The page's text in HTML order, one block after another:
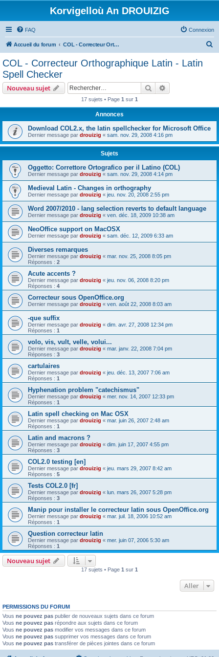
Korvigelloù An DROUIZIG
FAQ Connexion
Accueil du forum COL - Correcteur Orthographique Latin - Latin Spell Checker
COL - Correcteur Orthographique Latin - Latin
Spell Checker
Nouveau sujet Rechercher
17 sujets • Page 1 sur 1
Annonces
Download COL2.x, the latin spellchecker for Microsoft Office
Dernier message par drouizig « sam. nov. 29, 2008 4:16 pm
Sujets
Oggetto: Correttore Ortografico per il Latino (COL)
Dernier message par drouizig « sam. nov. 29, 2008 4:14 pm
Medieval Latin - Changes in orthography
Dernier message par drouizig « jeu. nov. 20, 2008 2:55 pm
Word 2007/2010 - lang selection reverts to default language
Dernier message par drouizig « ven. déc. 18, 2009 10:38 am
NeoOffice support on MacOSX
Dernier message par drouizig « sam. déc. 12, 2009 6:33 am
Diverses remarques
Dernier message par drouizig « mar. nov. 25, 2008 8:05 pm
Réponses : 2
Acute accents ?
Dernier message par drouizig « jeu. nov. 06, 2008 8:20 pm
Réponses : 4
Correcteur sous OpenOffice.org
Dernier message par drouizig « ven. août 22, 2008 8:03 am
-que suffix
Dernier message par drouizig « dim. avr. 27, 2008 12:34 pm
Réponses : 1
volo, vis, vult, velle, volui...
Dernier message par drouizig « mar. janv. 22, 2008 7:04 pm
Réponses : 3
cartulaires
Dernier message par drouizig « jeu. déc. 13, 2007 7:06 am
Réponses : 1
Hyphenation problem "catechismus"
Dernier message par drouizig « mer. nov. 14, 2007 12:33 pm
Réponses : 1
Latin spell checking on Mac OSX
Dernier message par drouizig « mar. juin 26, 2007 2:48 am
Réponses : 1
Latin and macrons ?
Dernier message par drouizig « dim. juin 17, 2007 4:55 pm
Réponses : 3
COL2.0 testing [en]
Dernier message par drouizig « jeu. mars 29, 2007 8:42 am
Réponses : 5
Tests COL2.0 [fr]
Dernier message par drouizig « lun. mars 26, 2007 5:28 pm
Réponses : 3
Manip pour installer le correcteur latin sous OpenOffice.org
Dernier message par drouizig « mar. juil. 18, 2006 10:52 am
Réponses : 1
Question correcteur latin
Dernier message par drouizig « mer. juin 07, 2006 5:30 am
Réponses : 1
Nouveau sujet
17 sujets • Page 1 sur 1
Aller
PERMISSIONS DU FORUM
Vous ne pouvez pas publier de nouveaux sujets dans ce forum
Vous ne pouvez pas répondre aux sujets dans ce forum
Vous ne pouvez pas modifier vos messages dans ce forum
Vous ne pouvez pas supprimer vos messages dans ce forum
Vous ne pouvez pas transférer de pièces jointes dans ce forum